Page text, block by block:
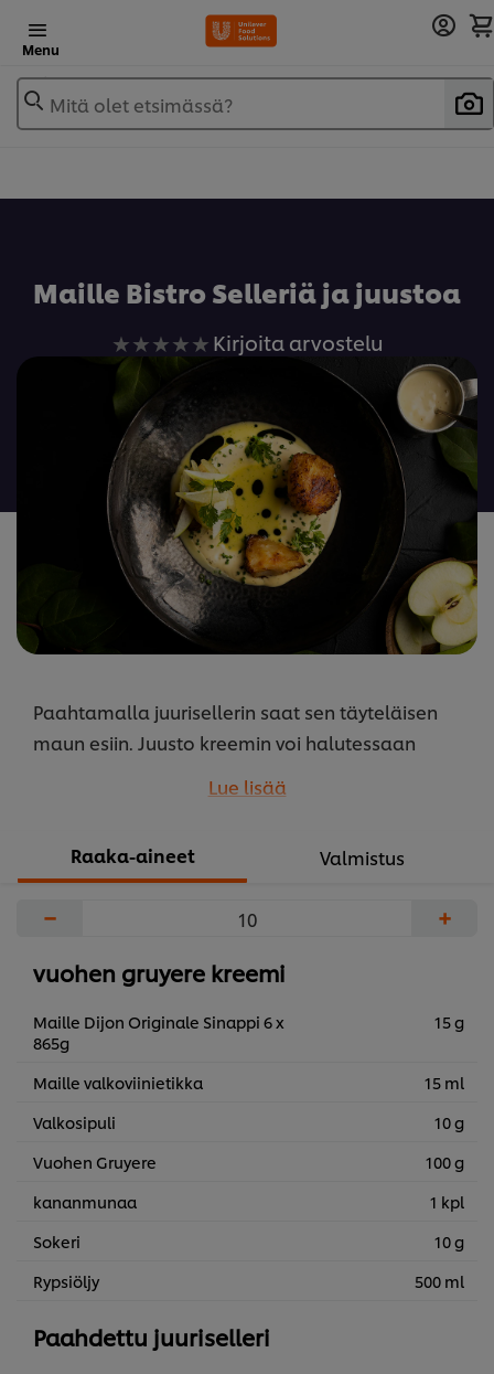
Menu
Mitä olet etsimässä?
Maille Bistro Selleriä ja juustoa
Ei
arvioita
recipe
Kirjoita arvostelu
Paahtamalla juurisellerin saat sen täyteläisen
maun esiin. Juusto kreemin voi halutessaan
Lue lisää
Raaka-aineet Valmistus
− +
vuohen gruyere kreemi
Maille Dijon Originale Sinappi 6 x
865g
15 g
Maille valkoviinietikka
15 ml
Valkosipuli
10 g
Vuohen Gruyere
100 g
kananmunaa
1 kpl
Sokeri
10 g
Rypsiöljy
500 ml
Paahdettu juuriselleri